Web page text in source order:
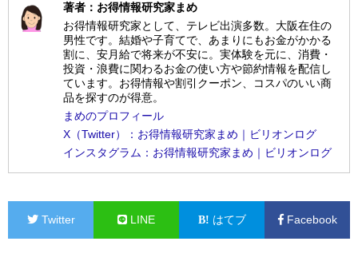
著者：お得情報研究家まめ
お得情報研究家として、テレビ出演多数。大阪在住の
男性です。結婚や子育てで、あまりにもお金がかかる
割に、安月給で将来が不安に。実体験を元に、消費・
投資・浪費に関わるお金の使い方や節約情報を配信し
ています。お得情報や割引クーポン、コスパのいい商
品を探すのが得意。
まめのプロフィール
X（Twitter）：お得情報研究家まめ｜ビリオンログ
インスタグラム：お得情報研究家まめ｜ビリオンログ
Twitter LINE はてブ Facebook